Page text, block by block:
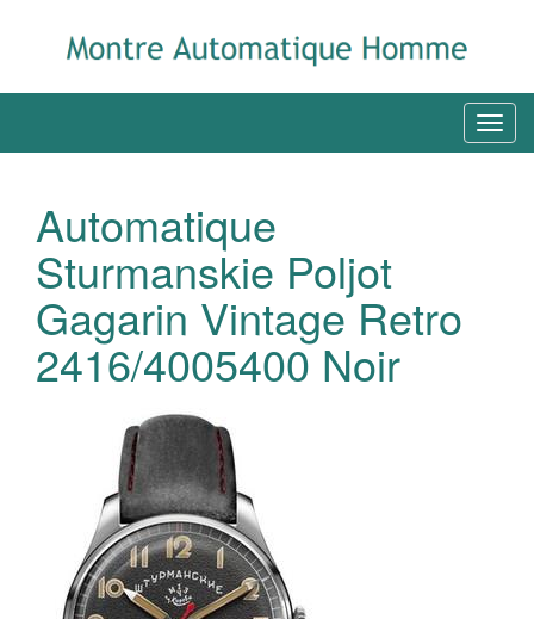
Automatique
Sturmanskie Poljot
Gagarin Vintage Retro
2416/4005400 Noir